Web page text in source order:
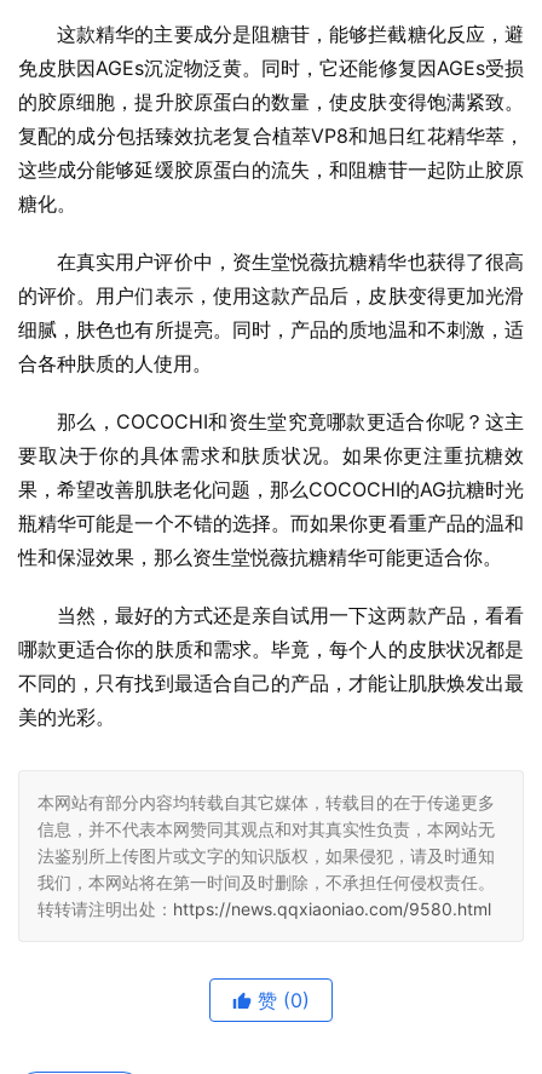
这款精华的主要成分是阻糖苷，能够拦截糖化反应，避
免皮肤因AGEs沉淀物泛黄。同时，它还能修复因AGEs受损
的胶原细胞，提升胶原蛋白的数量，使皮肤变得饱满紧致。
复配的成分包括臻效抗老复合植萃VP8和旭日红花精华萃，
这些成分能够延缓胶原蛋白的流失，和阻糖苷一起防止胶原
糖化。
在真实用户评价中，资生堂悦薇抗糖精华也获得了很高
的评价。用户们表示，使用这款产品后，皮肤变得更加光滑
细腻，肤色也有所提亮。同时，产品的质地温和不刺激，适
合各种肤质的人使用。
那么，COCOCHI和资生堂究竟哪款更适合你呢？这主
要取决于你的具体需求和肤质状况。如果你更注重抗糖效
果，希望改善肌肤老化问题，那么COCOCHI的AG抗糖时光
瓶精华可能是一个不错的选择。而如果你更看重产品的温和
性和保湿效果，那么资生堂悦薇抗糖精华可能更适合你。
当然，最好的方式还是亲自试用一下这两款产品，看看
哪款更适合你的肤质和需求。毕竟，每个人的皮肤状况都是
不同的，只有找到最适合自己的产品，才能让肌肤焕发出最
美的光彩。
本网站有部分内容均转载自其它媒体，转载目的在于传递更多
信息，并不代表本网赞同其观点和对其真实性负责，本网站无
法鉴别所上传图片或文字的知识版权，如果侵犯，请及时通知
我们，本网站将在第一时间及时删除，不承担任何侵权责任。
转转请注明出处： https://news.qqxiaoniao.com/9580.html
赞 (0)